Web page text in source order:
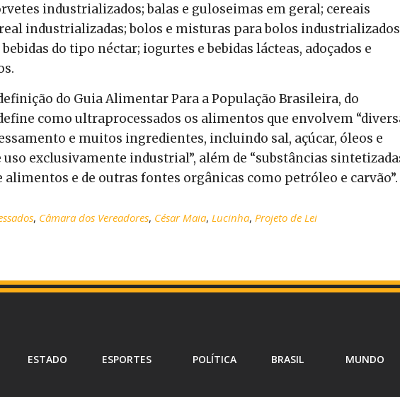
industrializados; balas e guloseimas em geral; cereais
industrializadas; bolos e misturas para bolos
do tipo néctar; iogurtes e bebidas lácteas, adoçados e
do Guia Alimentar Para a População Brasileira, do
como ultraprocessados os alimentos que envolvem
e muitos ingredientes, incluindo sal, açúcar, óleos e
uso exclusivamente industrial”, além de “substâncias
e de outras fontes orgânicas como petróleo e carvão”.
, Câmara dos Vereadores, César Maia, Lucinha, Projeto de Lei
ESTADO ESPORTES POLÍTICA BRASIL MUNDO